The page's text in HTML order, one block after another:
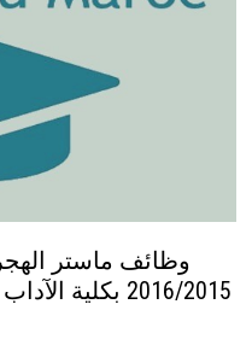
وظائف ماستر
2016/2015 بكلية الآداب و العلوم الإنسانية ببني ملال